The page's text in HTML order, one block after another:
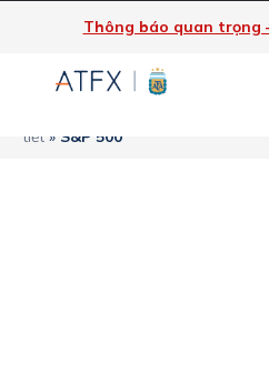
Thông báo quan trọng
Tin
tiết » S&P 500